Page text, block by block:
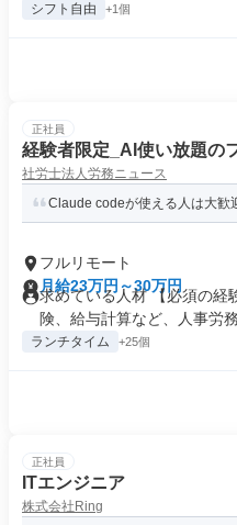
シフト自由 +1個
正社員
経験者限定_AI使い放題の
社労士法人労務ニュース
Claude codeが使える人は大歓
フルリモート
月給23万円～30万円
求めている人材 【必須の経
険、給与計算など、人事労務
ランチタイム +25個
正社員
ITエンジニア
株式会社Ring